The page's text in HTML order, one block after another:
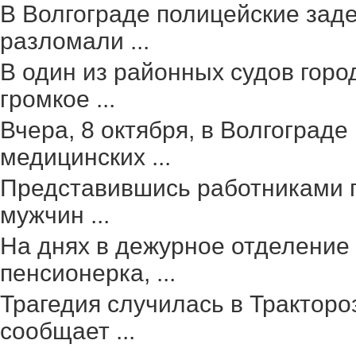
В Волгограде полицейские
разломали ...
В один из районных судов
громкое ...
Вчера, 8 октября, в
медицинских ...
Представившись работниками
мужчин ...
На днях в дежурное
пенсионерка, ...
Трагедия случилась в
сообщает ...